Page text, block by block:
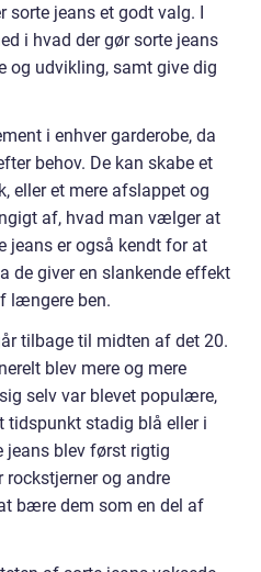
jeans et godt valg. I
i hvad der gør sorte jeans
og udvikling, samt give dig
i enhver garderobe, da
behov. De kan skabe et
eller et mere afslappet og
af, hvad man vælger at
jeans er også kendt for at
de giver en slankende effekt
længere ben.
tilbage til midten af det 20.
blev mere og mere
selv var blevet populære,
tidspunkt stadig blå eller i
blev først rigtig
rockstjerner og andre
bære dem som en del af